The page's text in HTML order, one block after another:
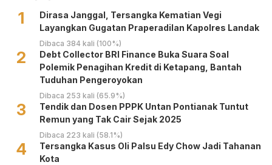
1
Dirasa Janggal, Tersangka Kematian Vegi
Layangkan Gugatan Praperadilan Kapolres Landak
Dibaca 384 kali (100%)
2
Debt Collector BRI Finance Buka Suara Soal
Polemik Penagihan Kredit di Ketapang, Bantah
Tuduhan Pengeroyokan
Dibaca 253 kali (65.9%)
3
Tendik dan Dosen PPPK Untan Pontianak Tuntut
Remun yang Tak Cair Sejak 2025
Dibaca 223 kali (58.1%)
4
Tersangka Kasus Oli Palsu Edy Chow Jadi Tahanan
Kota